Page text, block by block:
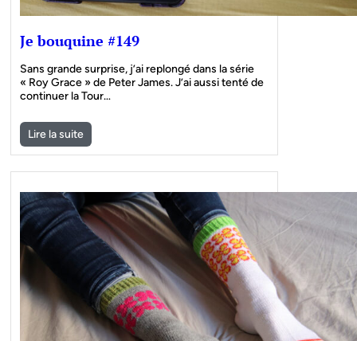
Je bouquine #149
Sans grande surprise, j’ai replongé dans la série
« Roy Grace » de Peter James. J’ai aussi tenté de
continuer la Tour…
Lire la suite